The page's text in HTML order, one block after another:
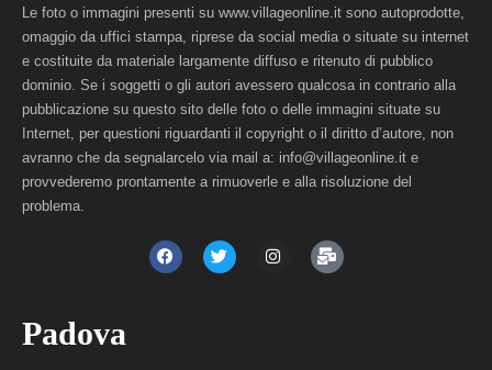
Le foto o immagini presenti su www.villageonline.it sono autoprodotte,
omaggio da uffici stampa, riprese da social media o situate su internet
e costituite da materiale largamente diffuso e ritenuto di pubblico
dominio. Se i soggetti o gli autori avessero qualcosa in contrario alla
pubblicazione su questo sito delle foto o delle immagini situate su
Internet, per questioni riguardanti il copyright o il diritto d’autore, non
avranno che da segnalarcelo via mail a: info@villageonline.it e
provvederemo prontamente a rimuoverle e alla risoluzione del
problema.
Padova